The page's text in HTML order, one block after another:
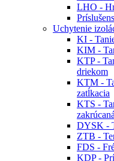
LHO -
Uchytenie
KI -
KIM -
KTP -
driekom
KTM -
zatĺkacia
KTS -
zakrúcaná
DYSK -
ZTB -
FDS -
KDP -